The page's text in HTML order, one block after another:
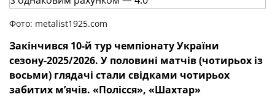
Фото: metalist1925.com
Закінчився 10-й тур чемпіонату України
сезону-2025/2026. У половині матчів (чотирьох із
восьми) глядачі стали свідками чотирьох
забитих м’ячів. «Полісся», «Шахтар»